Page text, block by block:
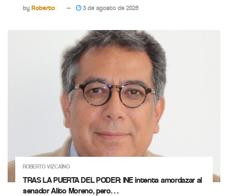
by Roberto 3 de agosto de 2026
ROBERTO VIZCAÍNO
TRAS LA PUERTA DEL PODER: INE intenta amordazar al
senador Alito Moreno, pero…